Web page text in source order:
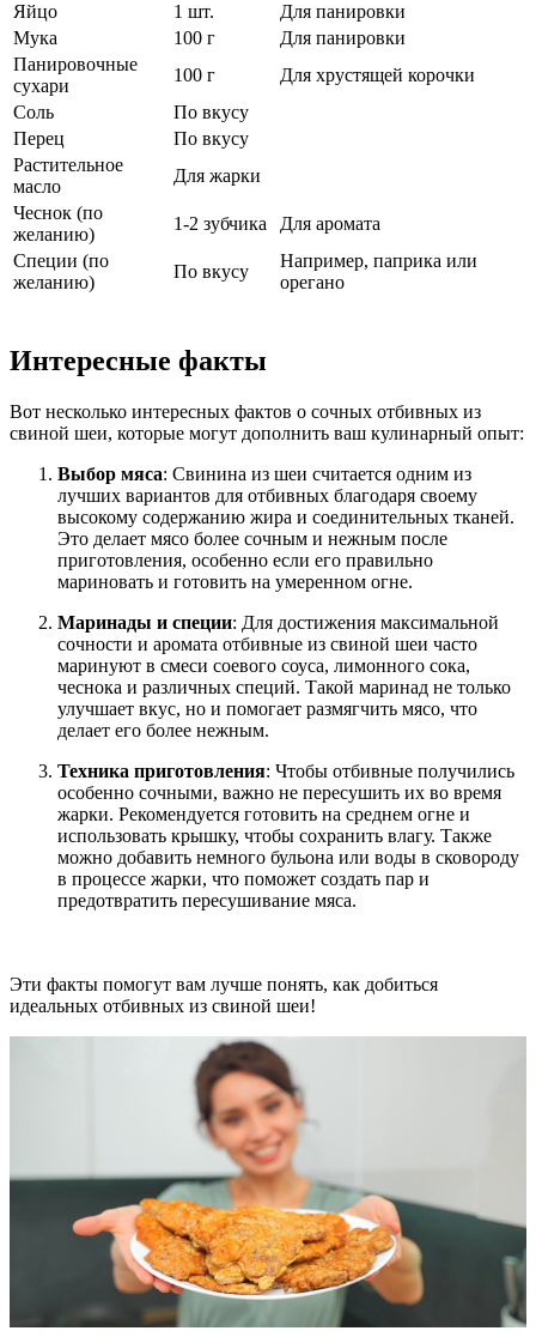
Яйцо
1 шт.
Для панировки
Мука
100 г
Для панировки
Панировочные
сухари
100 г
Для хрустящей корочки
Соль
По вкусу
Перец
По вкусу
Растительное
масло
Для жарки
Чеснок (по
желанию)
1-2 зубчика
Для аромата
Специи (по
желанию)
По вкусу
Например, паприка или
орегано
Интересные факты
Вот несколько интересных фактов о сочных отбивных из
свиной шеи, которые могут дополнить ваш кулинарный опыт:
Выбор мяса: Свинина из шеи считается одним из
лучших вариантов для отбивных благодаря своему
высокому содержанию жира и соединительных тканей.
Это делает мясо более сочным и нежным после
приготовления, особенно если его правильно
мариновать и готовить на умеренном огне.
Маринады и специи: Для достижения максимальной
сочности и аромата отбивные из свиной шеи часто
маринуют в смеси соевого соуса, лимонного сока,
чеснока и различных специй. Такой маринад не только
улучшает вкус, но и помогает размягчить мясо, что
делает его более нежным.
Техника приготовления: Чтобы отбивные получились
особенно сочными, важно не пересушить их во время
жарки. Рекомендуется готовить на среднем огне и
использовать крышку, чтобы сохранить влагу. Также
можно добавить немного бульона или воды в сковороду
в процессе жарки, что поможет создать пар и
предотвратить пересушивание мяса.
Эти факты помогут вам лучше понять, как добиться
идеальных отбивных из свиной шеи!